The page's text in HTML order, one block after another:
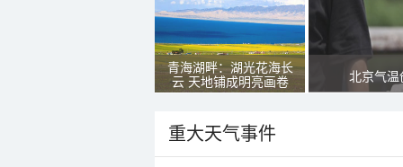
青海湖畔：湖光花海长
云 天地铺成明亮画卷
北京气温
重大天气事件